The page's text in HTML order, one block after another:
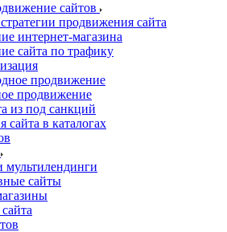
сайтов
продвижения сайта
интернет-магазина
сайта по трафику
продвижение
продвижение
из под санкций
сайта в каталогах
мультилендинги
сайты